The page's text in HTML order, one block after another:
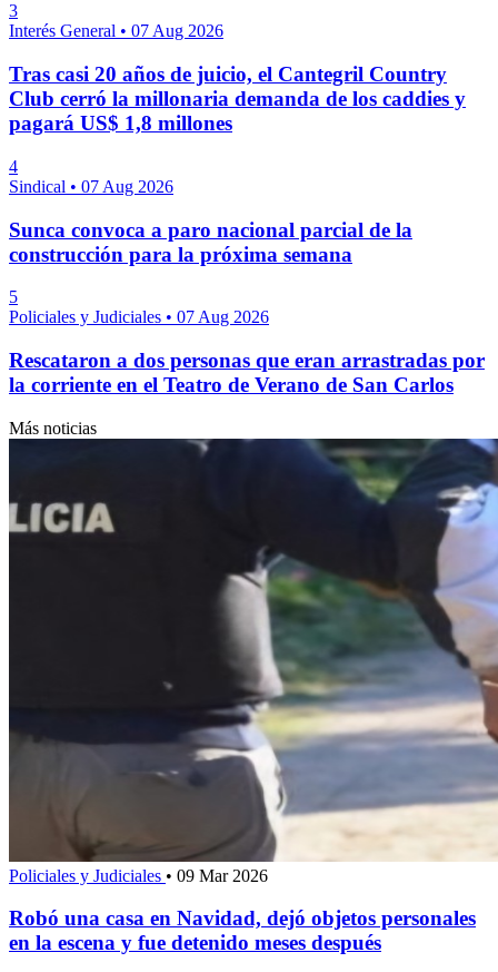
3
Interés General • 07 Aug 2026
Tras casi 20 años de juicio, el Cantegril Country
Club cerró la millonaria demanda de los caddies y
pagará US$ 1,8 millones
4
Sindical • 07 Aug 2026
Sunca convoca a paro nacional parcial de la
construcción para la próxima semana
5
Policiales y Judiciales • 07 Aug 2026
Rescataron a dos personas que eran arrastradas por
la corriente en el Teatro de Verano de San Carlos
Más noticias
Policiales y Judiciales • 09 Mar 2026
Robó una casa en Navidad, dejó objetos personales
en la escena y fue detenido meses después